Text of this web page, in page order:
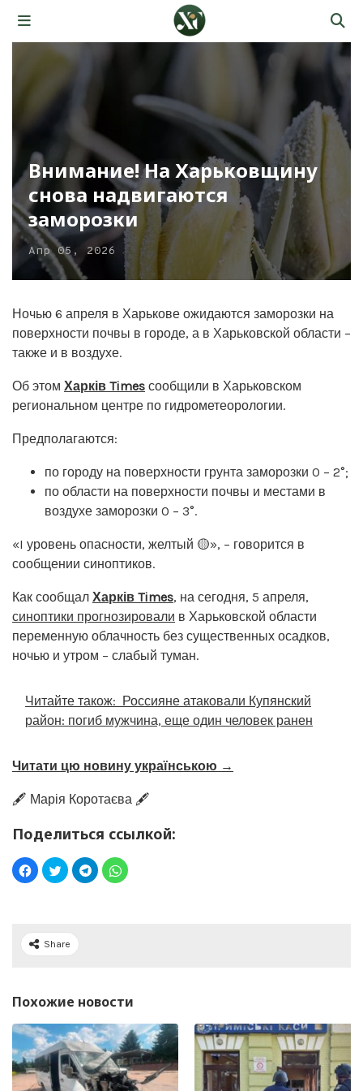
Внимание! На Харьковщину
снова надвигаются
заморозки
Апр 05, 2026
Ночью 6 апреля в Харькове ожидаются заморозки на
поверхности почвы в городе, а в Харьковской области –
также и в воздухе.
Об этом Харків Times сообщили в Харьковском
региональном центре по гидрометеорологии.
Предполагаются:
по городу на поверхности грунта заморозки 0 – 2°;
по области на поверхности почвы и местами в
воздухе заморозки 0 – 3°.
«I уровень опасности, желтый 🟡», – говорится в
сообщении синоптиков.
Как сообщал Харків Times, на сегодня, 5 апреля,
синоптики прогнозировали в Харьковской области
переменную облачность без существенных осадков,
ночью и утром – слабый туман.
Читайте також: Россияне атаковали Купянский
район: погиб мужчина, еще один человек ранен
Читати цю новину українською →
🖋️ Марія Коротаєва 🖋️
Поделиться ссылкой:
Share
Похожие новости